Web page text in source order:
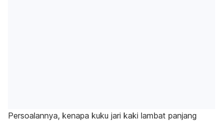
Persoalannya, kenapa kuku jari kaki lambat panjang